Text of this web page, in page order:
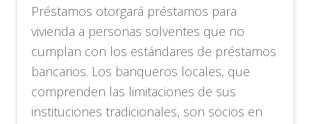
Préstamos otorgará préstamos para
vivienda a personas solventes que no
cumplan con los estándares de préstamos
bancarios. Los banqueros locales, que
comprenden las limitaciones de sus
instituciones tradicionales, son socios en